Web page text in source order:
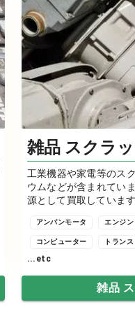
雑品 スクラ
工業機器や家電等のス
ウムなどが含まれてい
源として買取しています
アンパンモータ エンジン
コンピューター トランス
...etc
雑品